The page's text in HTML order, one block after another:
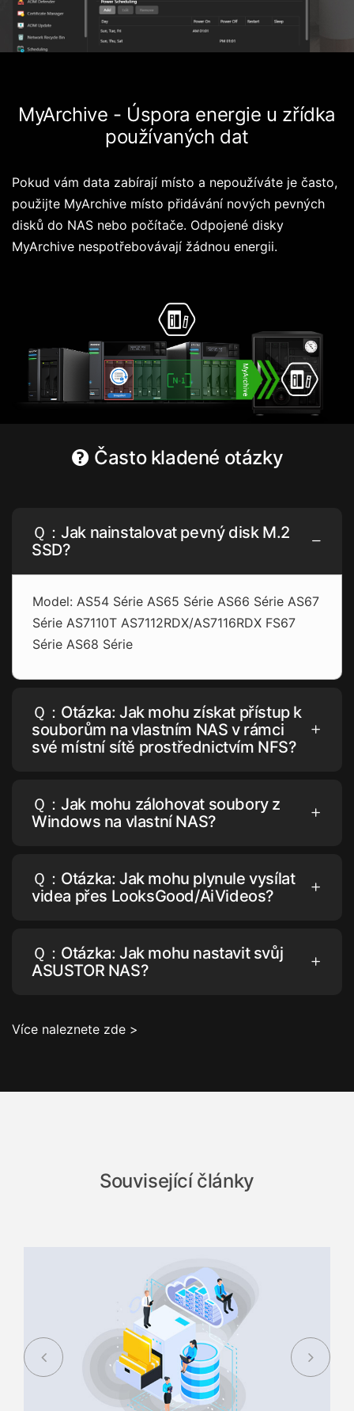
MyArchive - Úspora energie u zřídka
používaných dat
Pokud vám data zabírají místo a nepoužíváte je často,
použijte MyArchive místo přidávání nových pevných
disků do NAS nebo počítače. Odpojené disky
MyArchive nespotřebovávají žádnou energii.
Často kladené otázky
Ｑ：Jak nainstalovat pevný disk M.2
SSD?
Model: AS54 Série AS65 Série AS66 Série AS67
Série AS7110T AS7112RDX/AS7116RDX FS67
Série AS68 Série
Ｑ：Otázka: Jak mohu získat přístup k
souborům na vlastním NAS v rámci
své místní sítě prostřednictvím NFS?
Ｑ：Jak mohu zálohovat soubory z
Windows na vlastní NAS?
Ｑ：Otázka: Jak mohu plynule vysílat
videa přes LooksGood/AiVideos?
Ｑ：Otázka: Jak mohu nastavit svůj
ASUSTOR NAS?
Více naleznete zde >
Související články